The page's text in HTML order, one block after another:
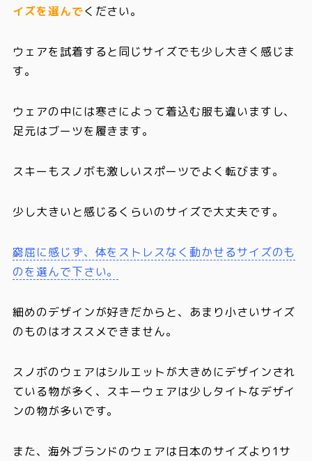
イズを選んでください。
ウェアを試着すると同じサイズでも少し大きく感じま
す。
ウェアの中には寒さによって着込む服も違いますし、
足元はブーツを履きます。
スキーもスノボも激しいスポーツでよく転びます。
少し大きいと感じるくらいのサイズで大丈夫です。
窮屈に感じず、体をストレスなく動かせるサイズのも
のを選んで下さい。
細めのデザインが好きだからと、あまり小さいサイズ
のものはオススメできません。
スノボのウェアはシルエットが大きめにデザインされ
ている物が多く、スキーウェアは少しタイトなデザイ
ンの物が多いです。
また、海外ブランドのウェアは日本のサイズより1サ